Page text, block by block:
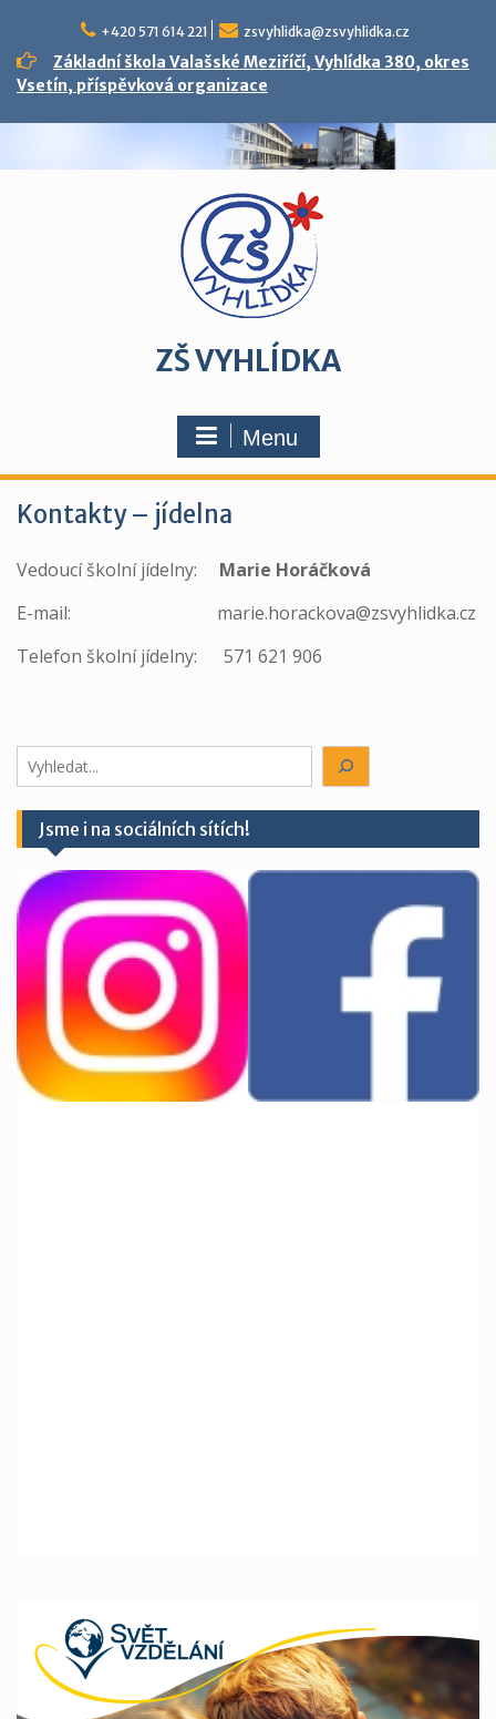
content
+420 571 614 221 zsvyhlidka@zsvyhlidka.cz
Základní škola Valašské Meziříčí, Vyhlídka 380, okres
Vsetín, příspěvková organizace
ZŠ VYHLÍDKA
Menu
Kontakty – jídelna
Vedoucí školní jídelny: Marie Horáčková
E-mail: marie.horackova@zsvyhlidka.cz
Telefon školní jídelny: 571 621 906
.
Hledáte
něco?
Jsme i na sociálních sítích!